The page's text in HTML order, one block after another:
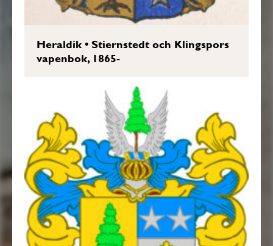
Heraldik•Stiernstedt och Klingspors
vapenbok, 1865-